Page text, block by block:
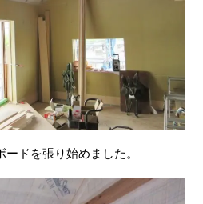
ドを張り始めました。